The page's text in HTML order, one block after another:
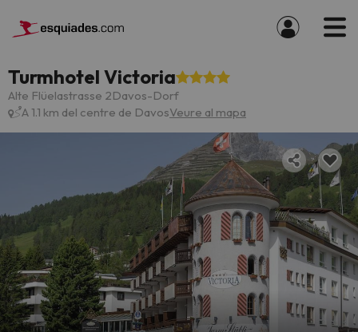
Turmhotel Victoria
Alte Flüelastrasse 2Davos-Dorf
A 1.1 km del centre de DavosVeure al mapa